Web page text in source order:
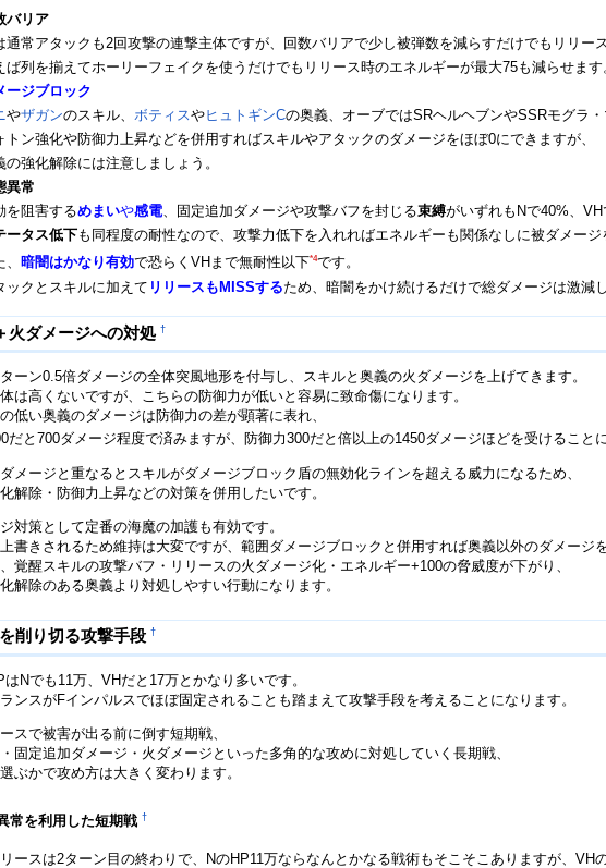
バリア
通常アタックも2回攻撃の連撃主体ですが、回数バリアで少し被弾数を減らすだけでもリリー
ば列を揃えてホーリーフェイクを使うだけでもリリース時のエネルギーが最大75も減らせます
ージブロック
やザガンのスキル、ボティスやヒュトギンCの奥義、オーブではSRヘルヘブンやSSRモグラ・
トン強化や防御力上昇などを併用すればスキルやアタックのダメージをほぼ0にできますが、
の強化解除には注意しましょう。
異常
を阻害するめまいや感電、固定追加ダメージや攻撃バフを封じる束縛がいずれもNで40%、VH
ータス低下も同程度の耐性なので、攻撃力低下を入れればエネルギーも関係なしに被ダメージ
、暗闇はかなり有効で恐らくVHまで無耐性以下*4です。
ックとスキルに加えて リリースもMISSするため、暗闇をかけ続けるだけで総ダメージは激減し
火ダメージへの対処 †
ーン0.5倍ダメージの全体突風地形を付与し、スキルと奥義の火ダメージを上げてきます。
は高くないですが、こちらの防御力が低いと容易に致命傷になります。
低い奥義のダメージは防御力の差が顕著に表れ、
だと700ダメージ程度で済みますが、防御力300だと倍以上の1450ダメージほどを受けること
メージと重なるとスキルがダメージブロック盾の無効化ラインを超える威力になるため、
解除・防御力上昇などの対策を併用したいです。
対策として定番の海魔の加護も有効です。
書きされるため維持は大変ですが、範囲ダメージブロックと併用すれば奥義以外のダメージ
覚醒スキルの攻撃バフ・リリースの火ダメージ化・エネルギー+100の脅威度が下がり、
解除のある奥義より対処しやすい行動になります。
削り切る攻撃手段 †
はNでも11万、VHだと17万とかなり多いです。
ンスがFインパルスでほぼ固定されることも踏まえて攻撃手段を考えることになります。
スで被害が出る前に倒す短期戦、
固定追加ダメージ・火ダメージといった多角的な攻めに対処していく長期戦、
ぶかで攻め方は大きく変わります。
常を利用した短期戦†
ースは2ターン目の終わりで、NのHP11万ならなんとかなる戦術もそこそこありますが、VH